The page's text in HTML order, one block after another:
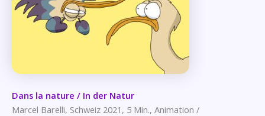
Dans la nature / In der Natur
Marcel Barelli, Schweiz 2021, 5 Min., Animation /